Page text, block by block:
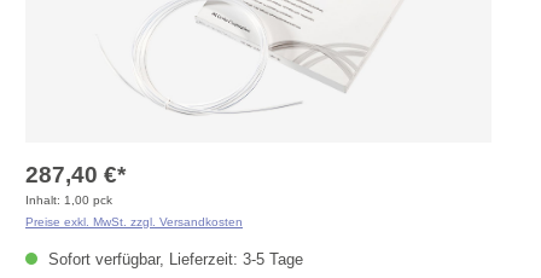
287,40 €*
Inhalt: 1,00 pck
Preise exkl. MwSt. zzgl. Versandkosten
Sofort verfügbar, Lieferzeit: 3-5 Tage